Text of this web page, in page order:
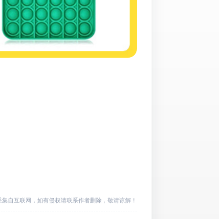
自互联网，如有侵权请联系作者删除，敬请谅解！